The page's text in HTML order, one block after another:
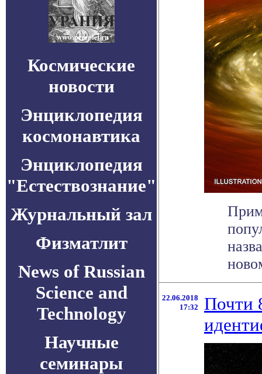
Космические
новости
Энциклопедия
космонавтика
Энциклопедия
"Естествознание"
Журнальный зал
Физматлит
News of Russian
Science and
Technology
Научные
семинары
22.06.2018
17:32
Почти